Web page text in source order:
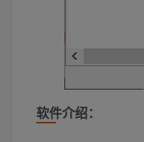
软件介绍：